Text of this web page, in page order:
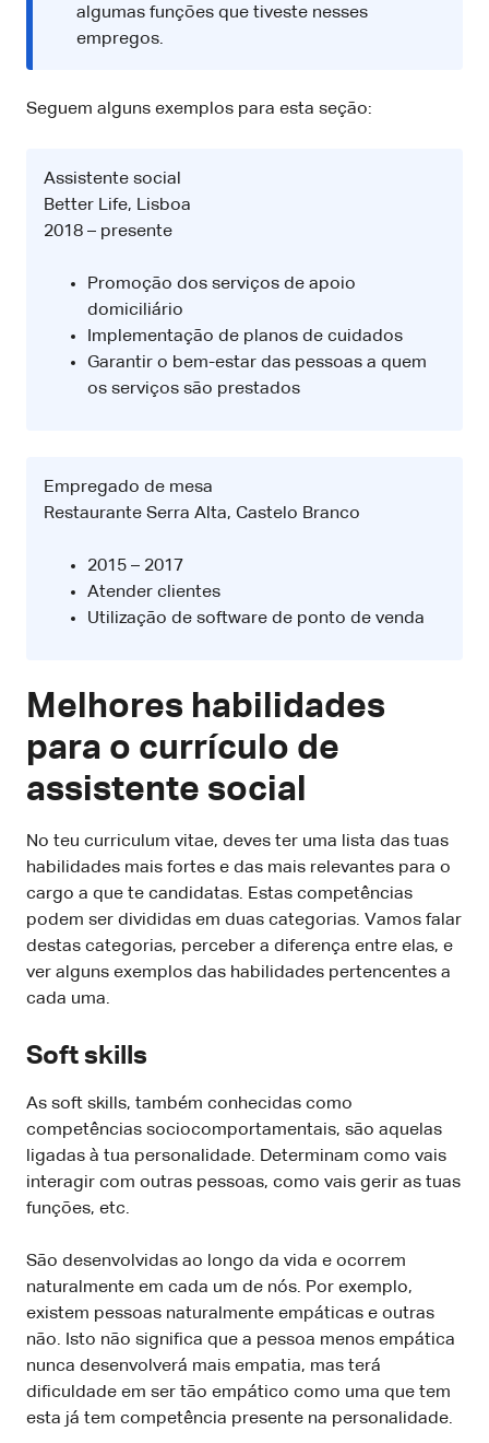
algumas funções que tiveste nesses
empregos.
Seguem alguns exemplos para esta seção:
Assistente social
Better Life, Lisboa
2018 – presente
Promoção dos serviços de apoio
domiciliário
Implementação de planos de cuidados
Garantir o bem-estar das pessoas a quem
os serviços são prestados
Empregado de mesa
Restaurante Serra Alta, Castelo Branco
2015 – 2017
Atender clientes
Utilização de software de ponto de venda
Melhores habilidades
para o currículo de
assistente social
No teu curriculum vitae, deves ter uma lista das tuas
habilidades mais fortes e das mais relevantes para o
cargo a que te candidatas. Estas competências
podem ser divididas em duas categorias. Vamos falar
destas categorias, perceber a diferença entre elas, e
ver alguns exemplos das habilidades pertencentes a
cada uma.
Soft skills
As soft skills, também conhecidas como
competências sociocomportamentais, são aquelas
ligadas à tua personalidade. Determinam como vais
interagir com outras pessoas, como vais gerir as tuas
funções, etc.
São desenvolvidas ao longo da vida e ocorrem
naturalmente em cada um de nós. Por exemplo,
existem pessoas naturalmente empáticas e outras
não. Isto não significa que a pessoa menos empática
nunca desenvolverá mais empatia, mas terá
dificuldade em ser tão empático como uma que tem
esta já tem competência presente na personalidade.